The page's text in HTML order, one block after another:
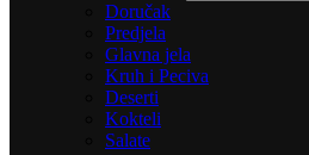
Doručak
Predjela
Glavna jela
Kruh i Peciva
Deserti
Kokteli
Salate